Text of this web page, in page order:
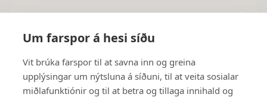
Valmynd
Námsfrøði, góðska og eftirmetingar
Leiðslumenning
Samband
Um farspor á hesi síðu
Vit brúka farspor til at savna inn og greina
upplýsingar um nýtsluna á síðuni, til at veita sosialar
miðlafunktiónir og til at betra og tillaga innihald og